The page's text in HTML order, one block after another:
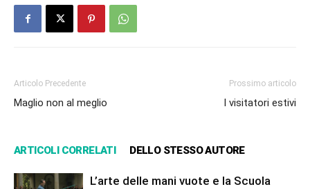
Articolo Precedente
Maglio non al meglio
Prossimo articolo
I visitatori estivi
ARTICOLI CORRELATI DELLO STESSO AUTORE
L’arte delle mani vuote e la Scuola